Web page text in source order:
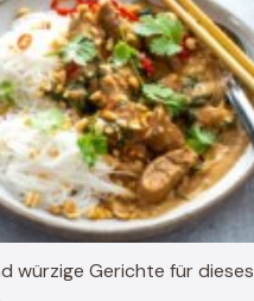
würzige Gerichte für dieses